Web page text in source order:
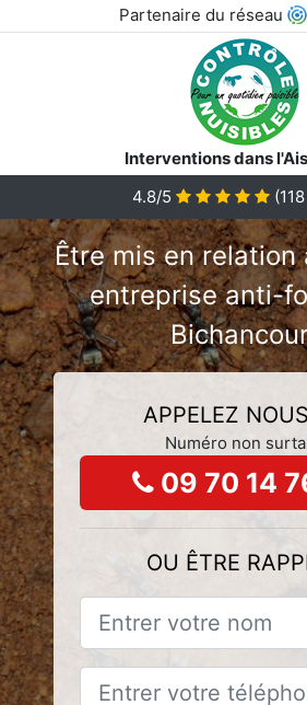
Partenaire du réseau
Interventions dans
4.8/5
(118
Être mis en relation
entreprise anti-
APPELEZ
Numéro non
09 70 14
OU ÊTRE